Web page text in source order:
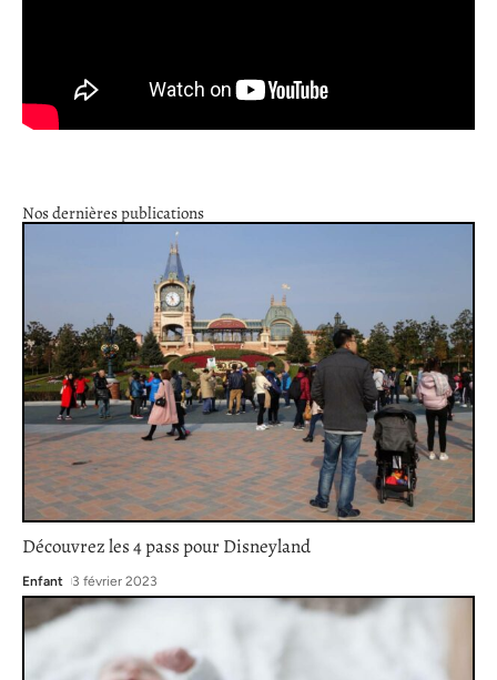
Nos dernières publications
Découvrez les 4 pass pour Disneyland
Enfant 3 février 2023